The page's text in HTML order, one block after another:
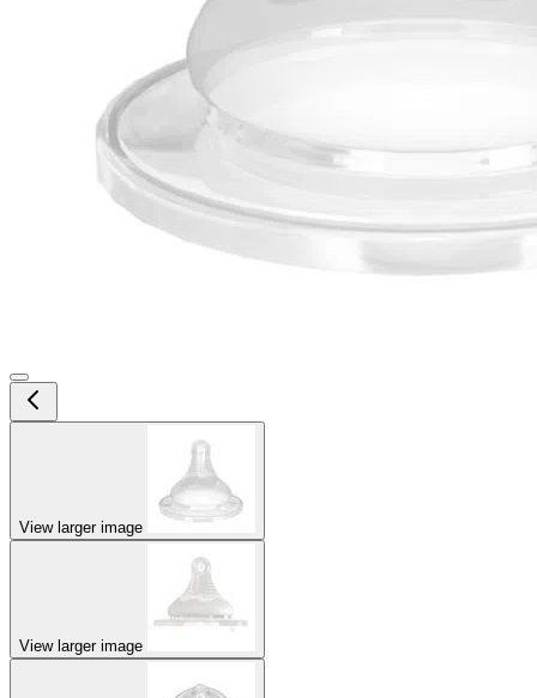
View larger image
View larger image